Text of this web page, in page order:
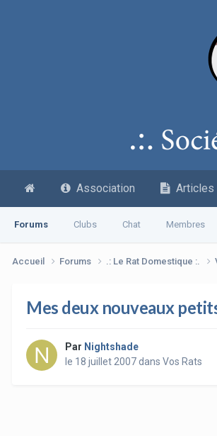
Association Articles
Forums Clubs Chat Membres
Accueil Forums .: Le Rat Domestique :.
Mes deux nouveaux
Par Nightshade
le 18 juillet 2007dans Vos Rats